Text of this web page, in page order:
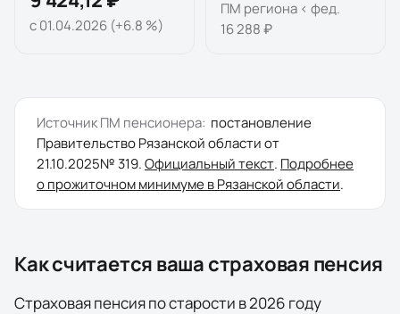
с 01.04.2026 (+6.8 %)
ПМ региона < фед.
16 288 ₽
Источник ПМ пенсионера: постановление
Правительство Рязанской областиот
21.10.2025№ 319.Официальный текст. Подробнее
о прожиточном минимуме вРязанской области.
Как считается ваша страховая пенсия
Страховая пенсия по старости в2026 году